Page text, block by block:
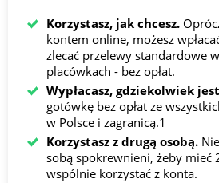
Korzystasz, jak chcesz.
kontem online, możesz
zlecać przelewy standardowe
placówkach - bez opłat.
Wypłacasz, gdziekolwiek
gotówkę bez opłat ze
w Polsce i zagranicą.1
Korzystasz z drugą osobą.
sobą spokrewnieni, żeby mieć
wspólnie korzystać z konta.